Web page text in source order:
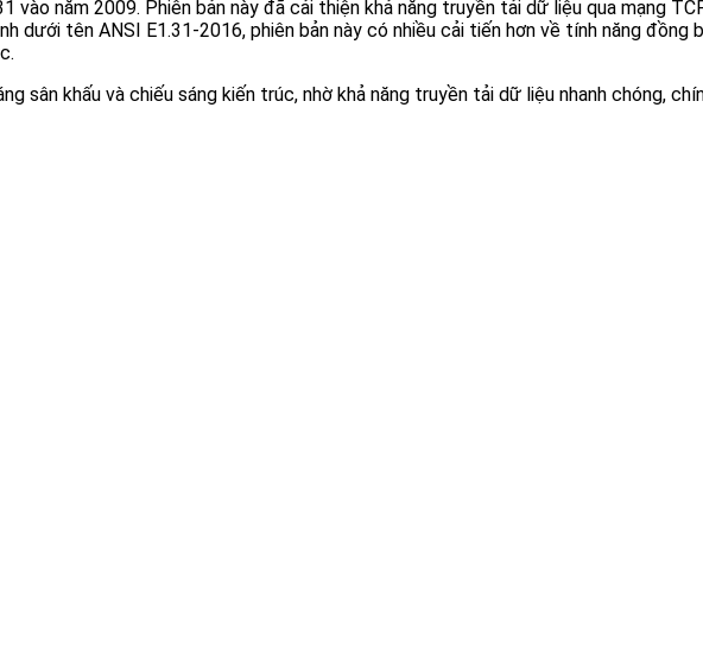
vào năm 2009. Phiên bản này đã cải thiện khả năng truyền tải dữ liệu qua mạng
dưới tên ANSI E1.31-2016, phiên bản này có nhiều cải tiến hơn về tính năng đồng
sân khấu và chiếu sáng kiến trúc, nhờ khả năng truyền tải dữ liệu nhanh chóng,